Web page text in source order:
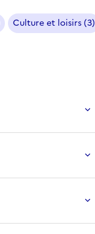
Culture et loisirs (3)